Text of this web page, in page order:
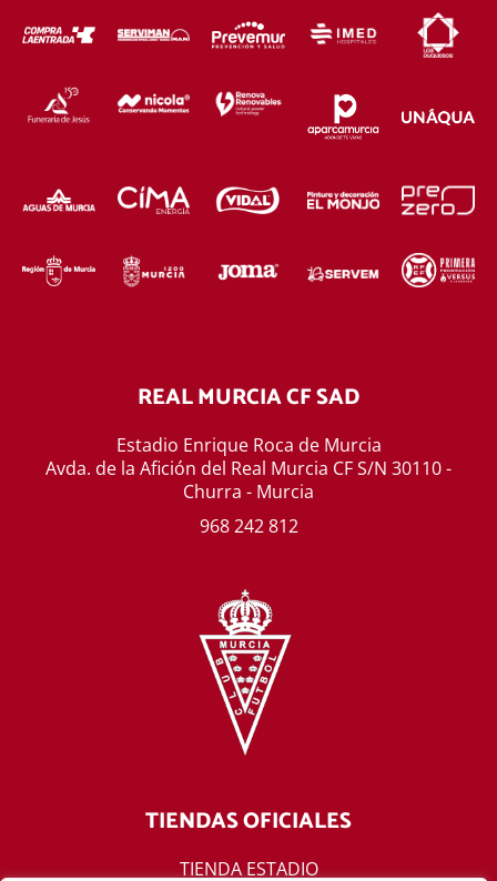
REAL MURCIA CF SAD
Estadio Enrique Roca de Murcia
Avda. de la Afición del Real Murcia CF S/N 30110 -
Churra - Murcia
968 242 812
TIENDAS OFICIALES
TIENDA ESTADIO